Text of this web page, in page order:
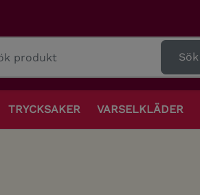
Sök
TRYCKSAKER VARSELKLÄDER